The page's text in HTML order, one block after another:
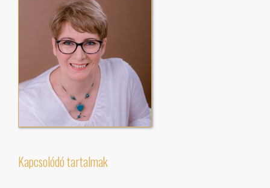
Kapcsolódó tartalmak